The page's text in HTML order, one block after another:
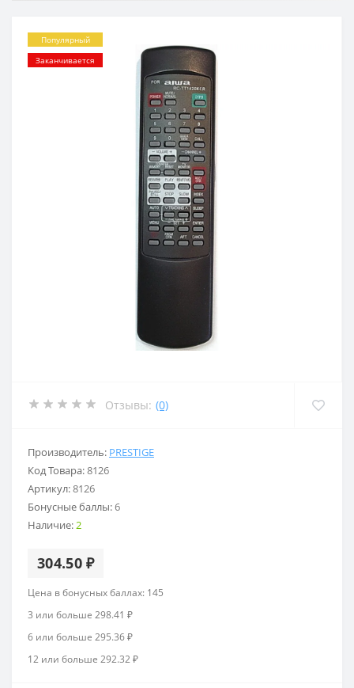
Популярный
Заканчивается
Отзывы: (0)
Производитель: PRESTIGE
Код Товара:8126
Артикул:8126
Бонусные баллы:6
Наличие:2
304.50 ₽
Цена в бонусных баллах: 145
3 или больше 298.41 ₽
6 или больше 295.36 ₽
12 или больше 292.32 ₽